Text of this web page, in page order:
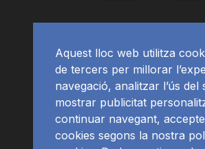
Aquest lloc web utilitza
de tercers per millorar
navegació, analitzar l’ús del
mostrar publicitat
continuar navegant,
cookies segons la nostra